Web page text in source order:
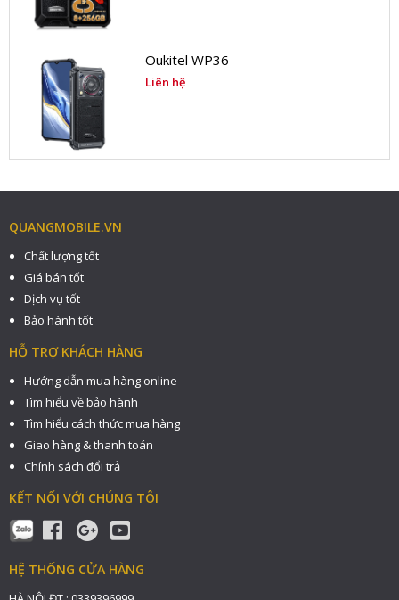
Oukitel WP36
Liên hệ
QUANGMOBILE.VN
Chất lượng tốt
Giá bán tốt
Dịch vụ tốt
Bảo hành tốt
HỖ TRỢ KHÁCH HÀNG
Hướng dẫn mua hàng online
Tìm hiểu về bảo hành
Tìm hiểu cách thức mua hàng
Giao hàng & thanh toán
Chính sách đổi trả
KẾT NỐI VỚI CHÚNG TÔI
HỆ THỐNG CỬA HÀNG